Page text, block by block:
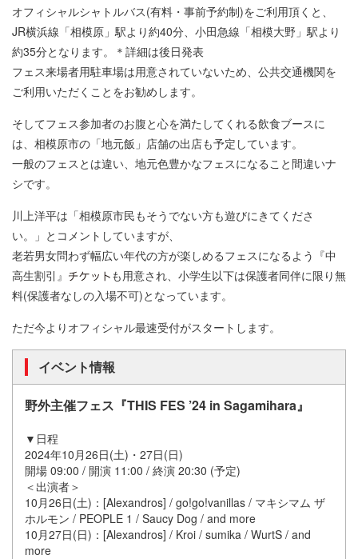
オフィシャルシャトルバス(有料・事前予約制)をご利用頂くと、
JR横浜線「相模原」駅より約40分、小田急線「相模大野」駅より
約35分となります。＊詳細は後日発表
フェス来場者用駐車場は用意されていないため、公共交通機関を
ご利用いただくことをお勧めします。
そしてフェス参加者のお腹と心を満たしてくれる飲食ブースに
は、相模原市の「地元飯」店舗の出店も予定しています。
一般のフェスとは違い、地元色豊かなフェスになること間違いナ
シです。
川上洋平は「相模原市民もそうでない方も遊びにきてくださ
い。」とコメントしていますが、
老若男女問わず幅広い年代の方が楽しめるフェスになるよう『中
高生割引』
も用意され、小学生以下は保護者同伴に限り無
料(保護者なしの入場不可)となっています。
ただ今よりオフィシャル最速受付がスタートします。
イベント情報
野外主催フェス『THIS FES ’24 in Sagamihara』
▼日程
2024年10月26日(土)・27日(日)
開場 09:00 / 開演 11:00 / 終演 20:30 (予定)
＜出演者＞
10月26日(土)：[Alexandros] / go!go!vanillas / マキシマム ザ
ホルモン / PEOPLE 1 / Saucy Dog / and more
10月27日(日)：[Alexandros] / Kroi / sumika / WurtS / and
more